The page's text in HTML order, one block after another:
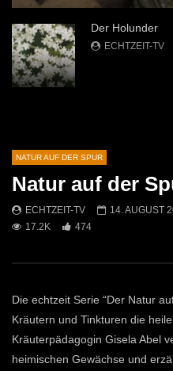
Der Holunder
ECHTZEIT-TV
Der
ECHTZEIT-TV
Die Kamille
Natur auf der
Brombeerblätter
NATUR AUF DER SPUR
Natur auf der
ECHTZEIT-TV 14. AUGUST
17.2K
474
Die echtzeit Serie “Der Natur
Kräutern und Tinkturen die
Kräuterpädagogin Gisela Abel
heimischen Gewächse und